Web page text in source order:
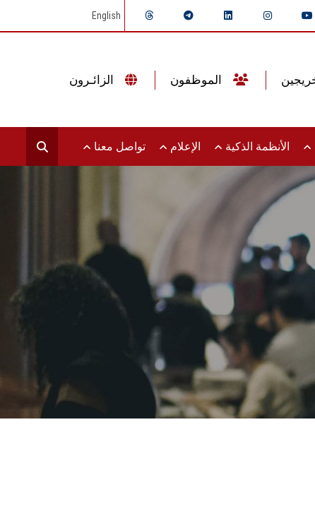
English
الأنظمة الذكية الإعلام تواصل معنا